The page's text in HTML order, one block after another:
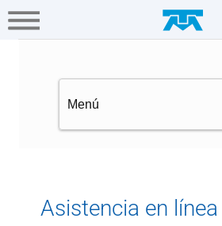
Hogar Empresa Gamers
A+
Telmex
Asistencia en línea